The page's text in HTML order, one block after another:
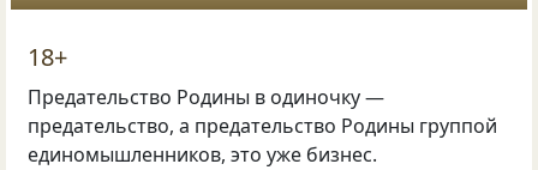
18+
Предательство Родины в одиночку —
предательство, а предательство Родины группой
единомышленников, это уже бизнес.